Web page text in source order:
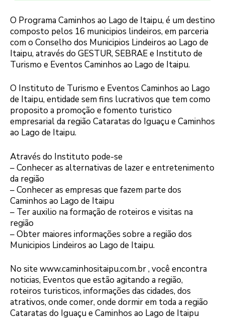
O Programa Caminhos ao Lago de Itaipu, é um destino
composto pelos 16 municipios lindeiros, em parceria
com o Conselho dos Municipios Lindeiros ao Lago de
Itaipu, através do GESTUR, SEBRAE e Instituto de
Turismo e Eventos Caminhos ao Lago de Itaipu.
O Instituto de Turismo e Eventos Caminhos ao Lago
de Itaipu, entidade sem fins lucrativos que tem como
proposito a promoção e fomento turistico
empresarial da região Cataratas do Iguaçu e Caminhos
ao Lago de Itaipu.
Através do Instituto pode-se
– Conhecer as alternativas de lazer e entretenimento
da região
– Conhecer as empresas que fazem parte dos
Caminhos ao Lago de Itaipu
– Ter auxilio na formação de roteiros e visitas na
região
– Obter maiores informações sobre a região dos
Municipios Lindeiros ao Lago de Itaipu.
No site www.caminhositaipu.com.br , você encontra
noticias, Eventos que estão agitando a região,
roteiros turisticos, informações das cidades, dos
atrativos, onde comer, onde dormir em toda a região
Cataratas do Iguaçu e Caminhos ao Lago de Itaipu